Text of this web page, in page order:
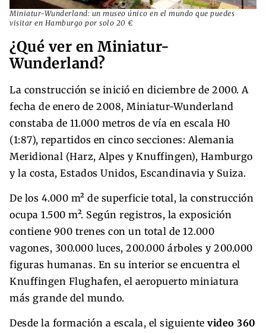
Miniatur-Wunderland: un museo único en el mundo que puedes
visitar en Hamburgo por solo 20 €
¿Qué ver en Miniatur-
Wunderland?
La construcción se inició en diciembre de 2000. A
fecha de enero de 2008, Miniatur-Wunderland
constaba de 11.000 metros de vía en escala H0
(1:87), repartidos en cinco secciones: Alemania
Meridional (Harz, Alpes y Knuffingen), Hamburgo
y la costa, Estados Unidos, Escandinavia y Suiza.
De los 4.000 m² de superficie total, la construcción
ocupa 1.500 m². Según registros, la exposición
contiene 900 trenes con un total de 12.000
vagones, 300.000 luces, 200.000 árboles y 200.000
figuras humanas. En su interior se encuentra el
Knuffingen Flughafen, el aeropuerto miniatura
más grande del mundo.
Desde la formación a escala, el siguiente video 360